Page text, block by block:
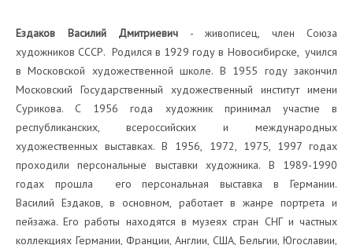
Ездаков Василий Дмитриевич - живописец, член Союза
художников СССР. Родился в 1929 году в Новосибирске, учился
в Московской художественной школе. В 1955 году закончил
Московский Государственный художественный институт имени
Сурикова. С 1956 года художник принимал участие в
республиканских, всероссийских и международных
художественных выставках. В 1956, 1972, 1975, 1997 годах
проходили персональные выставки художника. В 1989-1990
годах прошла его персональная выставка в Германии.
Василий Ездаков, в основном, работает в жанре портрета и
пейзажа. Его работы находятся в музеях стран СНГ и частных
коллекциях Германии, Франции, Англии, США, Бельгии, Югославии,